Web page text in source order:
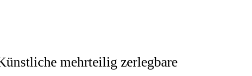
mehrteilig zerlegbare